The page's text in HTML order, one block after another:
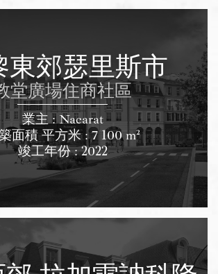
東郊瑟里斯市
堂廣場住商社區
業主 : Nacarat
面積 平方米 : 7 100 m²
竣工年份 : 2022